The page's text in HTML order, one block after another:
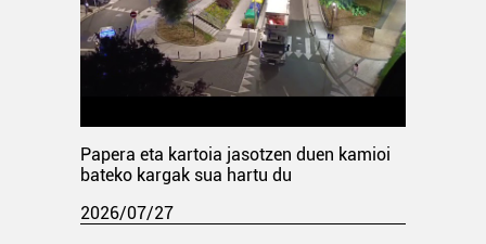
Papera eta kartoia jasotzen duen kamioi
bateko kargak sua hartu du
2026/07/27